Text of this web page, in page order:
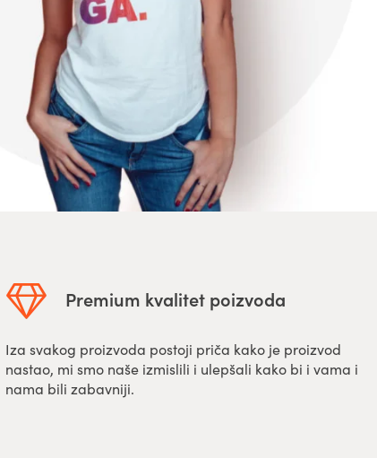
Premium kvalitet poizvoda
Iza svakog proizvoda postoji priča kako je proizvod
nastao, mi smo naše izmislili i ulepšali kako bi i vama i
nama bili zabavniji.